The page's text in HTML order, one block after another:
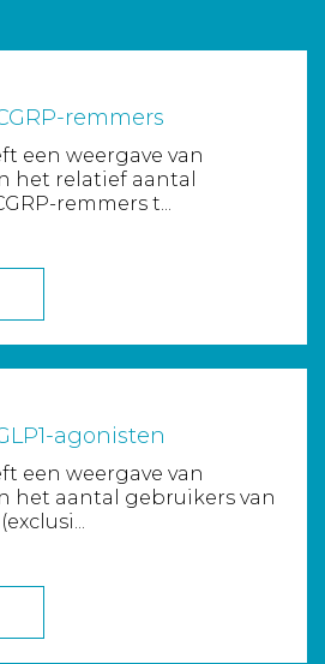
Inloggen
leeromgeving
remmers
een weergave van
het relatief aantal
remmers t...
agonisten
een weergave van
het aantal gebruikers van